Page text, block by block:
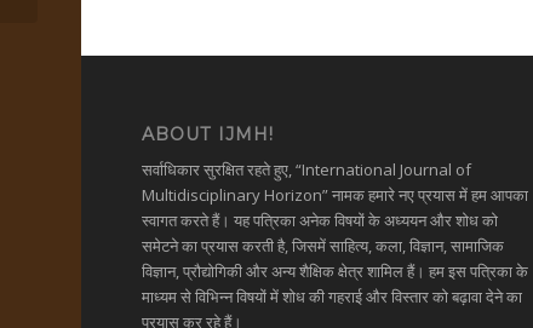
ABOUT IJMH!
सर्वाधिकार सुरक्षित रहते हुए, “International Journal of
Multidisciplinary Horizon” नामक हमारे नए प्रयास में हम आपका
स्वागत करते हैं। यह पत्रिका अनेक विषयों के अध्ययन और शोध को
समेटने का प्रयास करती है, जिसमें साहित्य, कला, विज्ञान, सामाजिक
विज्ञान, प्रौद्योगिकी और अन्य शैक्षिक क्षेत्र शामिल हैं। हम इस पत्रिका के
माध्यम से विभिन्न विषयों में शोध की गहराई और विस्तार को बढ़ावा देने का
प्रयास कर रहे हैं।